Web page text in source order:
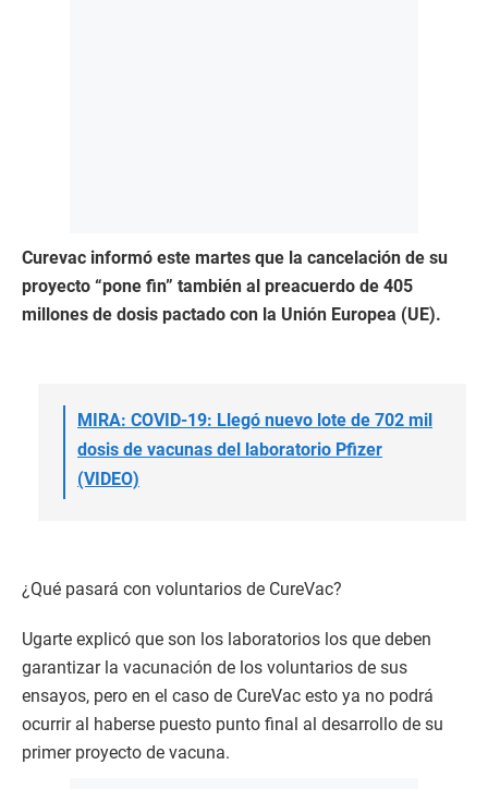
Curevac informó este martes que la cancelación de su
proyecto “pone fin” también al preacuerdo de 405
millones de dosis pactado con la Unión Europea (UE).
MIRA: COVID-19: Llegó nuevo lote de 702 mil
dosis de vacunas del laboratorio Pfizer
(VIDEO)
¿Qué pasará con voluntarios de CureVac?
Ugarte explicó que son los laboratorios los que deben
garantizar la vacunación de los voluntarios de sus
ensayos, pero en el caso de CureVac esto ya no podrá
ocurrir al haberse puesto punto final al desarrollo de su
primer proyecto de vacuna.